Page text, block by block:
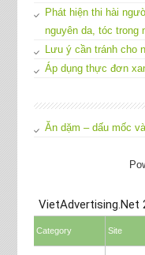
Phát hiện thi hài
nguyên da, tóc trong
Lưu ý cần tránh cho
Áp dụng thực đơn
Ăn dặm – dấu mốc